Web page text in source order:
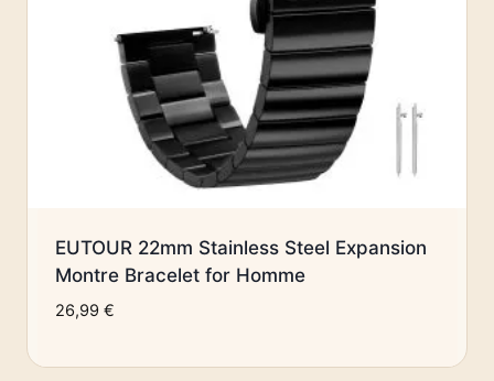
EUTOUR 22mm Stainless Steel Expansion
Montre Bracelet for Homme
26,99 €